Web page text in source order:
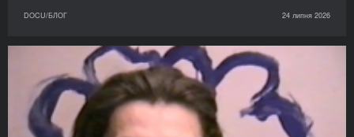
DOCU/БЛОГ 24 липня 2026